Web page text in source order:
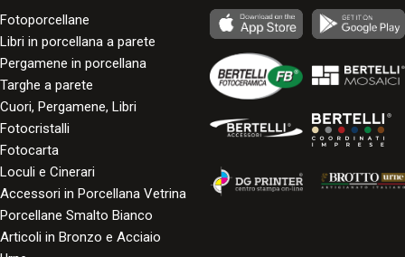
Fotoporcellane
Libri in porcellana a parete
Pergamene in porcellana
Targhe a parete
Cuori, Pergamene, Libri
Fotocristalli
Fotocarta
Loculi e Cinerari
Accessori in Porcellana Vetrina
Porcellane Smalto Bianco
Articoli in Bronzo e Acciaio